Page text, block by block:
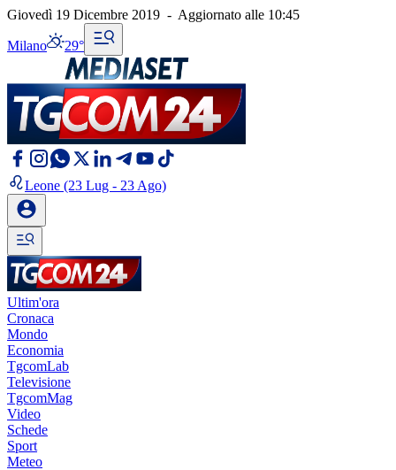
Giovedì 19 Dicembre 2019 - Aggiornato alle 10:45
Milano 29°
Leone (23 Lug - 23 Ago)
Ultim'ora
Cronaca
Mondo
Economia
TgcomLab
Televisione
TgcomMag
Video
Schede
Sport
Meteo